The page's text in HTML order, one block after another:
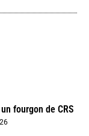
fourgon de CRS